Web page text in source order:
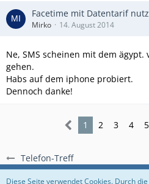
Telefon-Treff
Facetime mit Datentarif
Mirko 14. August 2014
Ne, SMS scheinen mit dem
gehen.
Habs auf dem iphone probiert.
Dennoch danke!
1 2 3 4 5
Regeln Datenschutzerklärung
Diese Seite verwendet Cookies. Durch